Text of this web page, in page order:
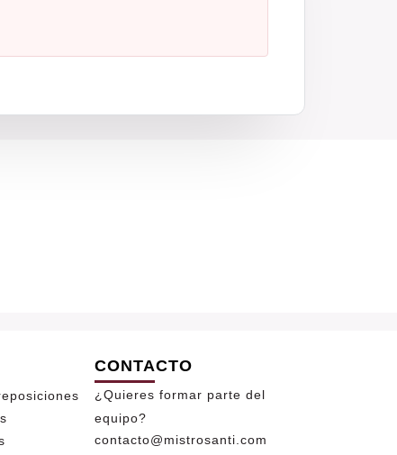
CONTACTO
¿Quieres formar parte del
equipo?
contacto@mistrosanti.com